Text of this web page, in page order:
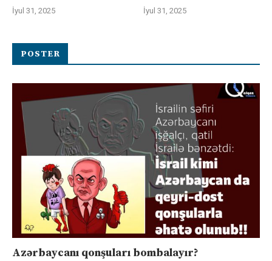
İyul 31, 2025 İyul 31, 2025
POSTER
Azərbaycanı qonşuları bombalayır?